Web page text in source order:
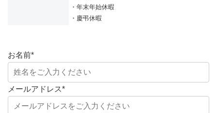
・年末年始休暇
・慶弔休暇
お名前*
メールアドレス*